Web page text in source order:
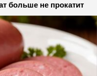
больше не прокатит